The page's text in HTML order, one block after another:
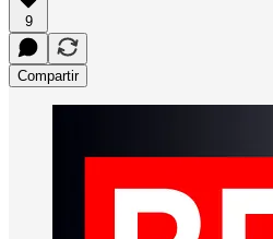
9
Compartir